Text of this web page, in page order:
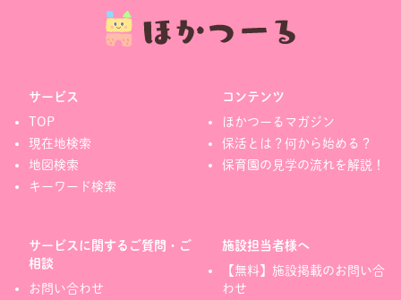
サービス
TOP
現在地検索
地図検索
キーワード検索
コンテンツ
ほかつーるマガジン
保活とは？何から始める？
保育園の見学の流れを解説！
サービスに関するご質問・ご
相談
お問い合わせ
施設担当者様へ
【無料】施設掲載のお問い合
わせ